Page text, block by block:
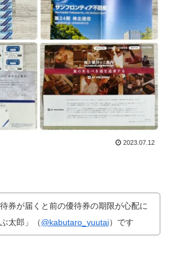
2023.07.12
券が届くと前の優待券の期限が心配に
太郎」（@kabutaro_yuutai）です